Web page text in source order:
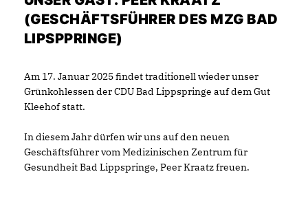
(GESCHÄFTSFÜHRER DES MZG BAD
LIPSPPRINGE)
Am 17. Januar 2025 findet traditionell wieder unser
Grünkohlessen der CDU Bad Lippspringe auf dem Gut
Kleehof statt.
In diesem Jahr dürfen wir uns auf den neuen
Geschäftsführer vom Medizinischen Zentrum für
Gesundheit Bad Lippspringe, Peer Kraatz freuen.